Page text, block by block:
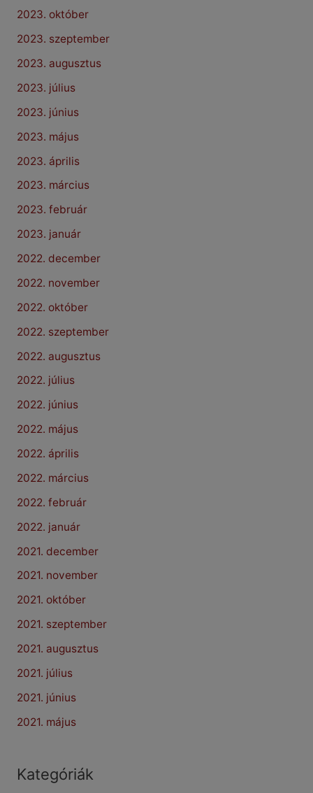
2023. október
2023. szeptember
2023. augusztus
2023. július
2023. június
2023. május
2023. április
2023. március
2023. február
2023. január
2022. december
2022. november
2022. október
2022. szeptember
2022. augusztus
2022. július
2022. június
2022. május
2022. április
2022. március
2022. február
2022. január
2021. december
2021. november
2021. október
2021. szeptember
2021. augusztus
2021. július
2021. június
2021. május
Kategóriák